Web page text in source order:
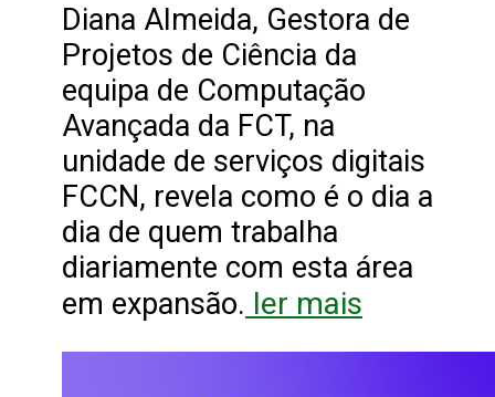
Diana Almeida, Gestora de
Projetos de Ciência da
equipa de Computação
Avançada da FCT, na
unidade de serviços digitais
FCCN, revela como é o dia a
dia de quem trabalha
diariamente com esta área
em expansão. ler mais